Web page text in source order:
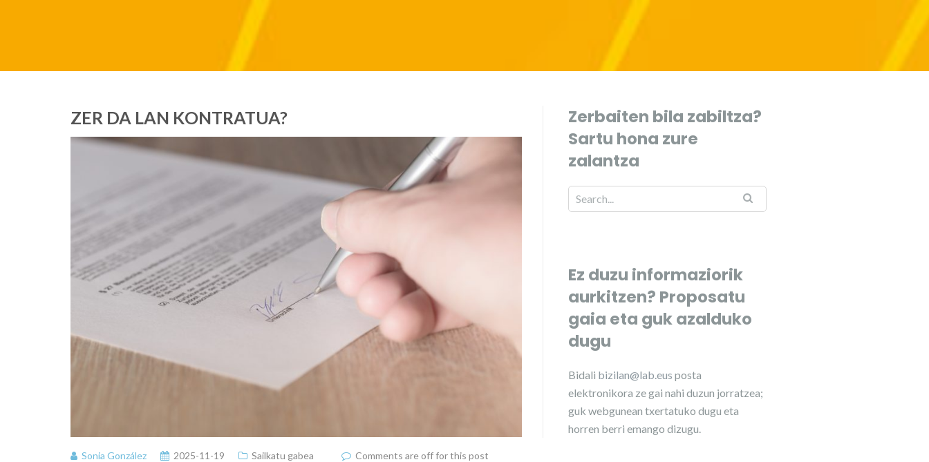
ZER DA LAN KONTRATUA?
Sonia González 2025-11-19 Sailkatu gabea Comments are off for this post
Zerbaiten bila zabiltza?
Sartu hona zure
zalantza
Ez duzu informaziorik
aurkitzen? Proposatu
gaia eta guk azalduko
dugu
Bidali bizilan@lab.eus posta
elektronikora ze gai nahi duzun jorratzea;
guk webgunean txertatuko dugu eta
horren berri emango dizugu.